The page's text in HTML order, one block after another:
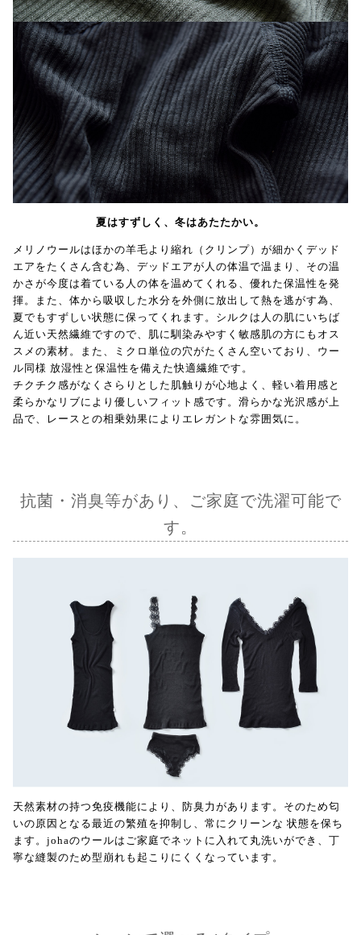
夏はすずしく、冬はあたたかい。
メリノウールはほかの羊毛より縮れ（クリンプ）が細かくデッド
エアをたくさん含む為、デッドエアが人の体温で温まり、その温
かさが今度は着ている人の体を温めてくれる、優れた保温性を発
揮。また、体から吸収した水分を外側に放出して熱を逃がす為、
夏でもすずしい状態に保ってくれます。シルクは人の肌にいちば
ん近い天然繊維ですので、肌に馴染みやすく敏感肌の方にもオス
スメの素材。また、ミクロ単位の穴がたくさん空いており、ウー
ル同様 放湿性と保温性を備えた快適繊維です。
チクチク感がなくさらりとした肌触りが心地よく、軽い着用感と
柔らかなリブにより優しいフィット感です。滑らかな光沢感が上
品で、レースとの相乗効果によりエレガントな雰囲気に。
抗菌・消臭等があり、ご家庭で洗濯可能で
す。
天然素材の持つ免疫機能により、防臭力があります。そのため匂
いの原因となる最近の繁殖を抑制し、常にクリーンな 状態を保ち
ます。johaのウールはご家庭でネットに入れて丸洗いができ、丁
寧な縫製のため型崩れも起こりにくくなっています。